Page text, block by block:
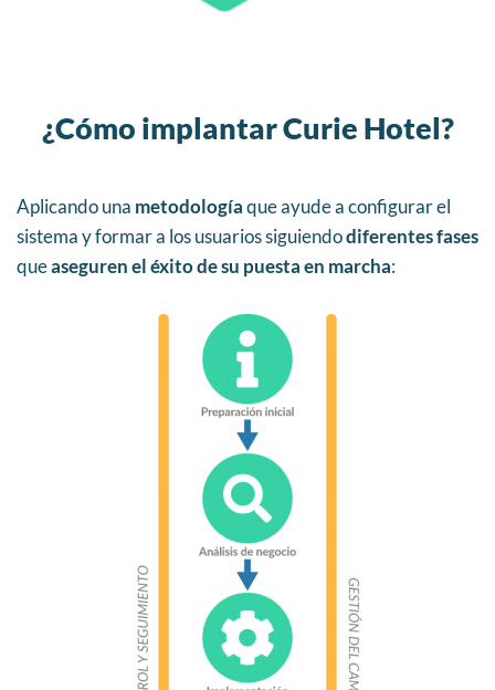
¿Cómo implantar Curie Hotel?
Aplicando una metodologíaque ayude a configurar el
sistema y formar a los usuarios siguiendodiferentes fases
queaseguren el éxito de su puesta en marcha: